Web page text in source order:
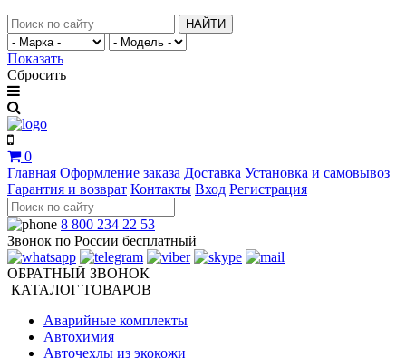
НАЙТИ
Показать
Сбросить
0
Главная Оформление заказа Доставка Установка и самовывоз
Гарантия и возврат Контакты Вход Регистрация
8 800 234 22 53
Звонок по России бесплатный
ОБРАТНЫЙ ЗВОНОК
КАТАЛОГ ТОВАРОВ
Аварийные комплекты
Автохимия
Авточехлы из экокожи